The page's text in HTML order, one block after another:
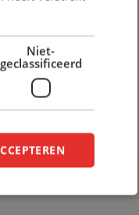
Niet-
geclassificeerd